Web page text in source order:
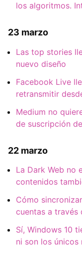
los algoritmos.
23 marzo
Las top stories
nuevo diseño
Facebook Live
retransmitir
Medium no
de suscripción
22 marzo
La Dark Web no
contenidos
Cómo
cuentas a través
Sí, Windows 10
ni son los